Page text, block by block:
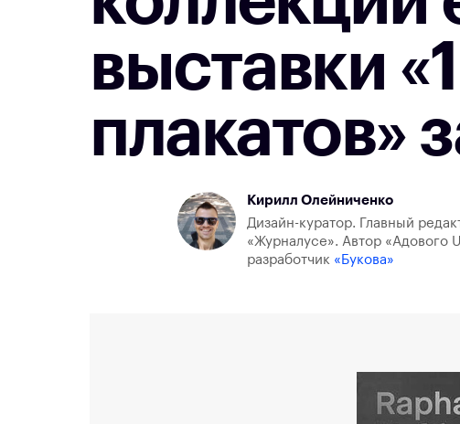
выставки
плакатов»
Кирилл Олейниченко
Дизайн-куратор. Главный
«Журналусе». Автор «Адового
разработчик «Букова»